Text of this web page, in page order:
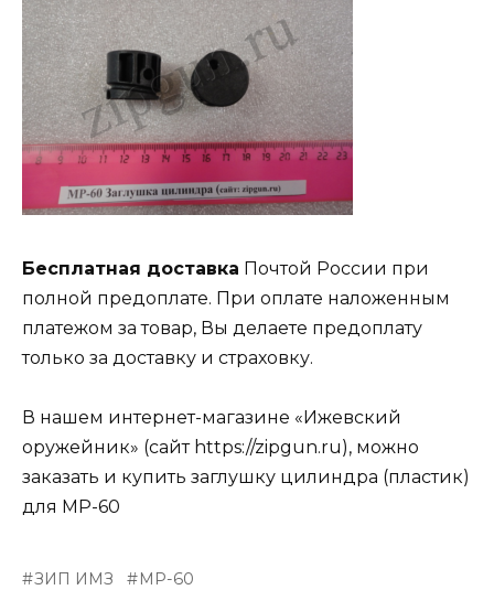
Бесплатная доставка Почтой России при
полной предоплате. При оплате наложенным
платежом за товар, Вы делаете предоплату
только за доставку и страховку.
В нашем интернет-магазине «Ижевский
оружейник» (сайт https://zipgun.ru), можно
заказать и купить заглушку цилиндра (пластик)
для МР-60
ЗИП ИМЗ МР-60